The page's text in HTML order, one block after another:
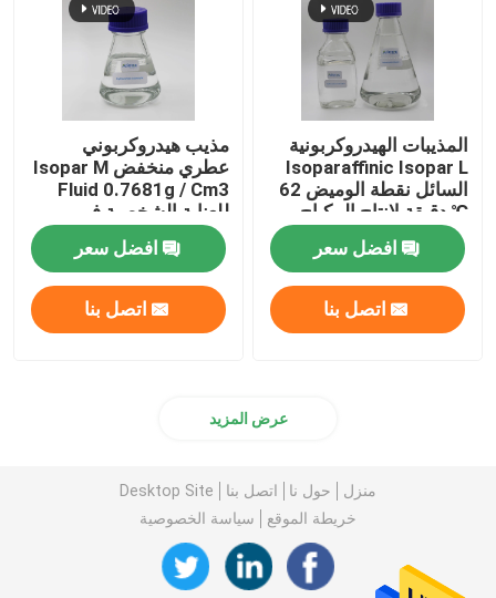
المذيبات الهيدروكربونية
Isoparaffinic Isopar L
السائل نقطة الوميض 62
℃ دقيقة لإنتاج المكياج
افضل سعر
اتصل بنا
مذيب هيدروكربوني
عطري منخفض Isopar M
Fluid 0.7681g / Cm3
للعناية الشخصية في
روسيا
افضل سعر
اتصل بنا
عرض المزيد
منزل حول نا اتصل بنا
Desktop Site
خريطة الموقع
سياسة الخصوصية